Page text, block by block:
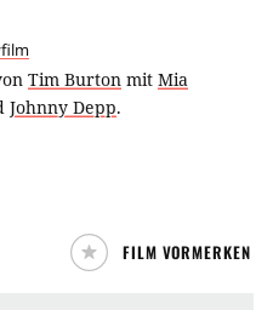
Tim Burton mit Mia
Johnny Depp.
FILM VORMERKEN